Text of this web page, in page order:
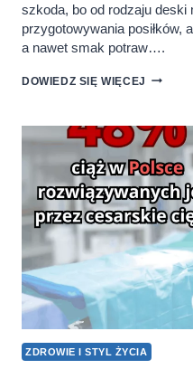
szkoda, bo od rodzaju
przygotowywania posiłków,
a nawet smak potraw….
DOWIEDZ SIĘ WIĘCEJ JAKĄ
ZDROWIE I STYL ŻYCIA